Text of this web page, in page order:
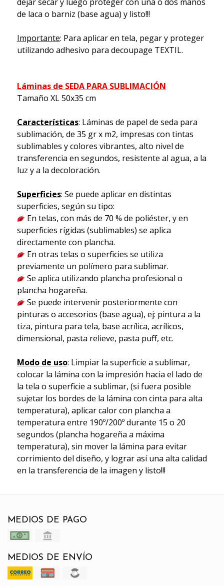
de laca o barniz (base agua) y listo!!!
Importante: Para aplicar en tela, pegar y proteger
utilizando adhesivo para decoupage TEXTIL.
Láminas de SEDA PARA SUBLIMACIÓN
Tamaño XL 50x35 cm
Características: Láminas de papel de seda para
sublimación, de 35 gr x m2, impresas con tintas
sublimables y colores vibrantes, alto nivel de
transferencia en segundos, resistente al agua, a la
luz y a la decoloración.
Superficies: Se puede aplicar en distintas
superficies, según su tipo:
En telas, con más de 70 % de poliéster, y en
superficies rígidas (sublimables) se aplica
directamente con plancha.
En otras telas o superficies se utiliza
previamente un polímero para sublimar.
Se aplica utilizando plancha profesional o
plancha hogareña.
Se puede intervenir posteriormente con
pinturas o accesorios (base agua), ej: pintura a la
tiza, pintura para tela, base acrílica, acrílicos,
dimensional, pasta relieve, pasta puff, etc.
Modo de uso: Limpiar la superficie a sublimar,
colocar la lámina con la impresión hacia el lado de
la tela o superficie a sublimar, (si fuera posible
sujetar los bordes de la lámina con cinta para alta
temperatura), aplicar calor con plancha a
temperatura entre 190º/200º durante 15 o 20
segundos (plancha hogareña a máxima
temperatura), sin mover la lámina para evitar
corrimiento del diseño, y lograr así una alta calidad
en la transferencia de la imagen y listo!!!
MEDIOS DE PAGO
MEDIOS DE ENVÍO